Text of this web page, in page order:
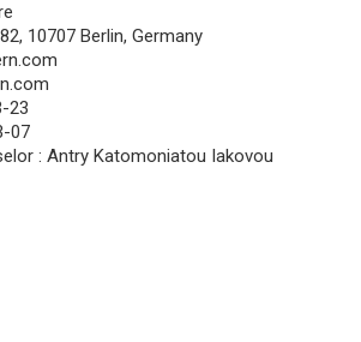
10707 Berlin, Germany
23
07
: Antry Katomoniatou Iakovou